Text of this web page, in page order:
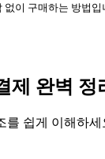
이 구매하는 방법입
제 완벽 정
를 쉽게 이해하세